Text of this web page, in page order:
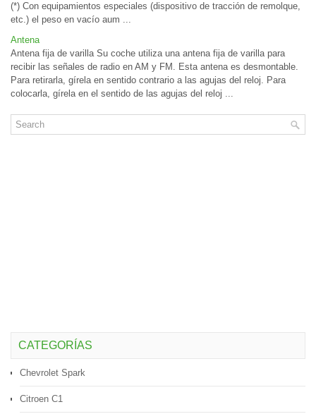
(*) Con equipamientos especiales (dispositivo de tracción de remolque,
etc.) el peso en vacío aum ...
Antena
Antena fija de varilla Su coche utiliza una antena fija de varilla para
recibir las señales de radio en AM y FM. Esta antena es desmontable.
Para retirarla, gírela en sentido contrario a las agujas del reloj. Para
colocarla, gírela en el sentido de las agujas del reloj ...
CATEGORÍAS
Chevrolet Spark
Citroen C1